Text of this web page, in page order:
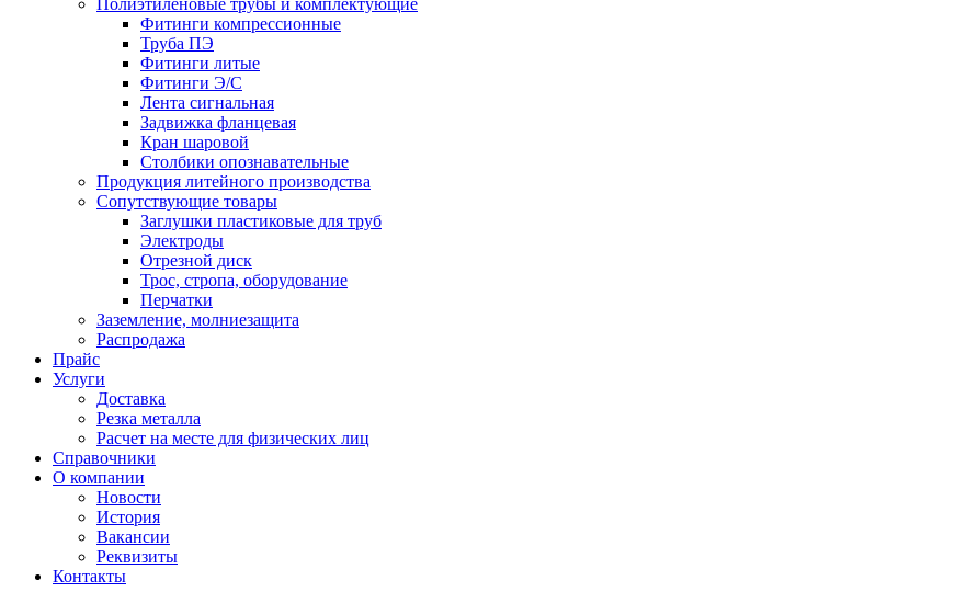
Полиэтиленовые трубы и комплектующие
Фитинги компрессионные
Труба ПЭ
Фитинги литые
Фитинги Э/С
Лента сигнальная
Задвижка фланцевая
Кран шаровой
Столбики опознавательные
Продукция литейного производства
Сопутствующие товары
Заглушки пластиковые для труб
Электроды
Отрезной диск
Трос, стропа, оборудование
Перчатки
Заземление, молниезащита
Распродажа
Прайс
Услуги
Доставка
Резка металла
Расчет на месте для физических лиц
Справочники
О компании
Новости
История
Вакансии
Реквизиты
Контакты